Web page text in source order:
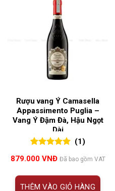
Rượu vang Ý Camasella
Appassimento Puglia –
Vang Ý Đậm Đà, Hậu Ngọt
Dài
đánh giá
(1)
879.000 VNĐ Đã bao gồm VAT
THÊM VÀO GIỎ HÀNG